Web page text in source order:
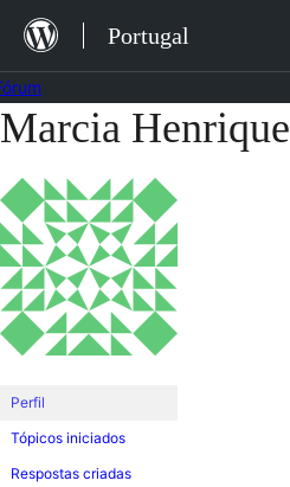
Saltar
para
o
conteúdo
Portugal
Saltar
o
conteúdo
Marcia Henrique
Perfil
Tópicos iniciados
Respostas criadas